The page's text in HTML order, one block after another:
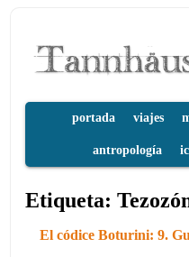
portada viajes
antropología
Etiqueta:
El códice Boturini: 9.